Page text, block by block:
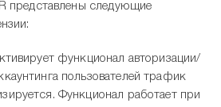
представлены следующие
функционал авторизации/
пользователей трафик
Функционал работает при